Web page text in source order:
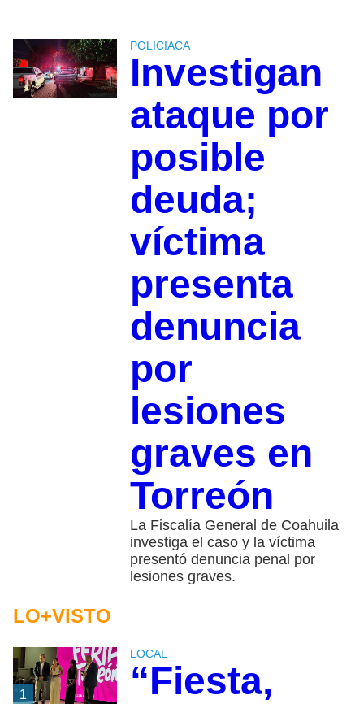
POLICIACA
Investigan
ataque por
posible
deuda;
víctima
presenta
denuncia
por
lesiones
graves en
Torreón
La Fiscalía General de Coahuila
investiga el caso y la víctima
presentó denuncia penal por
lesiones graves.
LO+VISTO
1
LOCAL
“Fiesta,